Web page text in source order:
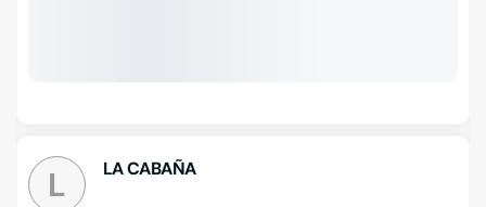
L LA CABAÑA